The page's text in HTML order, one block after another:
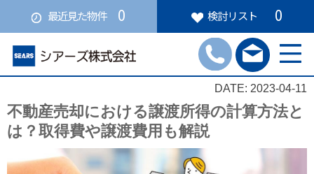
最近見た物件 0 検討リスト 0
DATE: 2023-04-11
不動産売却における譲渡所得の計算方法と
は？取得費や譲渡費用も解説